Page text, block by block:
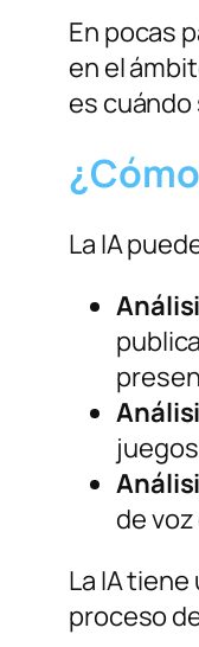
En pocas
en el
es
La IA
de
La IA
proceso